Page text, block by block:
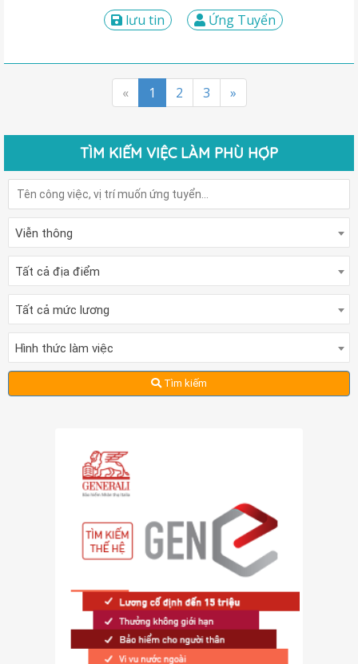
lưu tin Ứng Tuyển
« 1 2 3 »
TÌM KIẾM VIỆC LÀM PHÙ HỢP
Viễn thông
Tất cả địa điểm
Tất cả mức lương
Hình thức làm việc
Tìm kiếm